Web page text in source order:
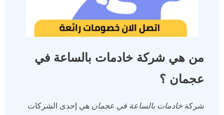
من هي شركة خادمات بالساعة في
عجمان ؟
شركة خادمات بالساعة في عجمان هي إحدى الشركات